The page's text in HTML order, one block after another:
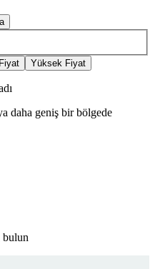
Yüksek Fiyat
daha geniş bir bölgede
bulun